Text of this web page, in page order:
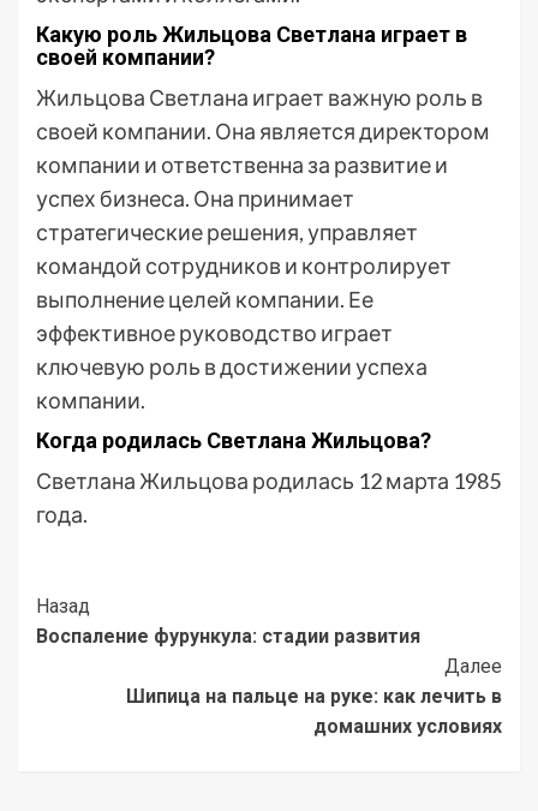
Какую роль Жильцова Светлана играет в
своей компании?
Жильцова Светлана играет важную роль в
своей компании. Она является директором
компании и ответственна за развитие и
успех бизнеса. Она принимает
стратегические решения, управляет
командой сотрудников и контролирует
выполнение целей компании. Ее
эффективное руководство играет
ключевую роль в достижении успеха
компании.
Когда родилась Светлана Жильцова?
Светлана Жильцова родилась 12 марта 1985
года.
Post
Navigation
Назад
Воспаление фурункула: стадии развития
Далее
Шипица на пальце на руке: как лечить в
домашних условиях